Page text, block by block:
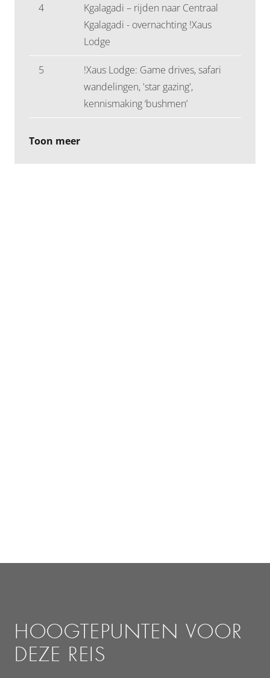
4
Kgalagadi – rijden naar Centraal
Kgalagadi - overnachting !Xaus
Lodge
5
!Xaus Lodge: Game drives, safari
wandelingen, 'star gazing',
kennismaking ‘bushmen’
Toon meer
HOOGTEPUNTEN VOOR
DEZE REIS